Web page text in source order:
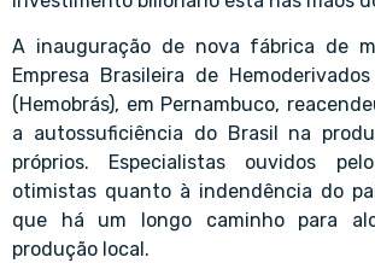
A inauguração de nova fábrica de
Empresa Brasileira de
(Hemobrás), em Pernambuco,
a autossuficiência do Brasil na
próprios. Especialistas ouvidos
otimistas quanto à indendência do
que há um longo caminho para
produção local.